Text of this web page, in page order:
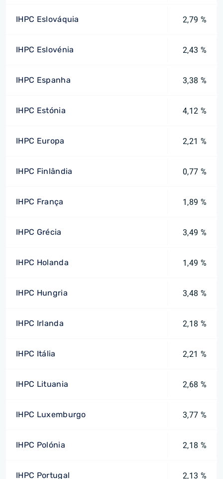
IHPC Eslováquia 2,79 %
IHPC Eslovénia 2,43 %
IHPC Espanha 3,38 %
IHPC Estónia 4,12 %
IHPC Europa 2,21 %
IHPC Finlândia 0,77 %
IHPC França 1,89 %
IHPC Grécia 3,49 %
IHPC Holanda 1,49 %
IHPC Hungria 3,48 %
IHPC Irlanda 2,18 %
IHPC Itália 2,21 %
IHPC Lituania 2,68 %
IHPC Luxemburgo 3,77 %
IHPC Polónia 2,18 %
IHPC Portugal 2,13 %